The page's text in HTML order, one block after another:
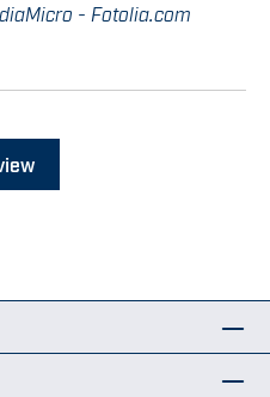
- Fotolia.com